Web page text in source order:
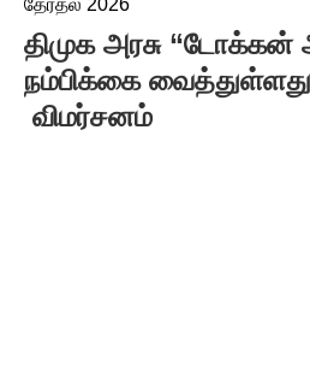
தேர்தல் 2026
திமுக அரசு “டோக்கன்
நம்பிக்கை
விமர்சனம்